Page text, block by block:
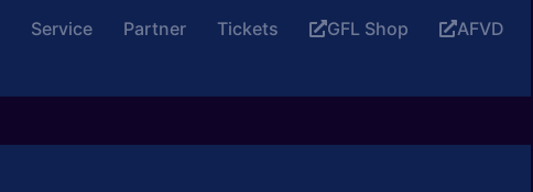
Service Partner Tickets GFL Shop AFVD